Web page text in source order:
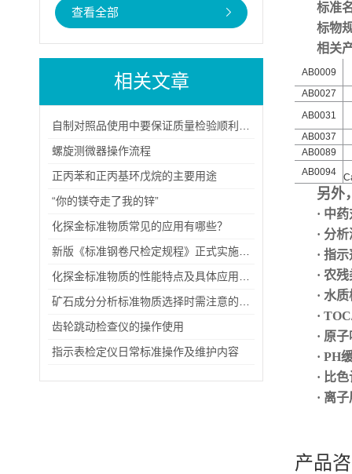
查看全部
相关文章
螺旋测微器操作流程
正丙苯和正丙基环戊烷的主要用途
“你的镁夺走了我的锌”
化探金标准物质常见的应用有哪些？
齿轮跳动检查仪的操作使用
指示表检定仪日常标准操作及维护内容
标准
标物
相关
AB0009
AB0027
AB0031
AB0037
AB0089
AB0094
另外
· 中
· 分
· 指
· 农
· 水
·
· 原
· PH
· 比
· 离
产品